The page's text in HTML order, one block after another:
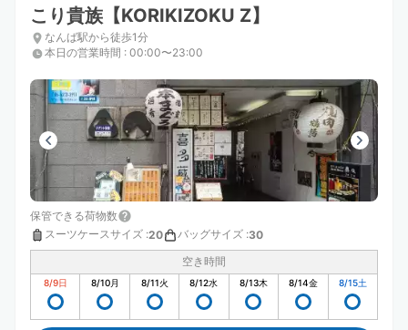
こり貴族【KORIKIZOKU Z】
なんば駅から徒歩1分
本日の営業時間 : 00:00〜23:00
保管できる荷物数
スーツケースサイズ :20 バッグサイズ :30
空き時間
8/9日 8/10月 8/11火 8/12水 8/13木 8/14金 8/15土